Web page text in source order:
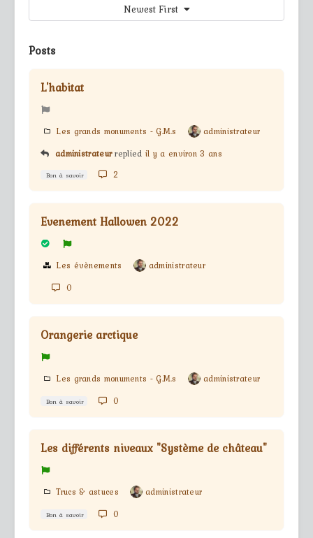
Newest First
Posts
L'habitat
Les grands monuments - G.M.s
administrateur
administrateur replied il y a environ 3 ans
Bon à savoir 2
Evenement Hallowen 2022
Les évènements
administrateur
0
Orangerie arctique
Les grands monuments - G.M.s administrateur
Bon à savoir 0
Les différents niveaux "Système de château"
Trucs & astuces administrateur
Bon à savoir 0